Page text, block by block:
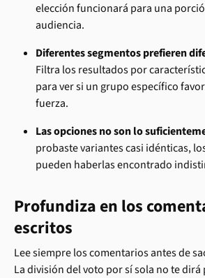
elección funcionará para una
audiencia.
Diferentes segmentos prefieren
Filtra los resultados por
para ver si un grupo específico
fuerza.
Las opciones no son lo
probaste variantes casi idénticas,
pueden haberlas encontrado
Profundiza en los
escritos
Lee siempre los comentarios antes de
La división del voto por sí sola no te dirá